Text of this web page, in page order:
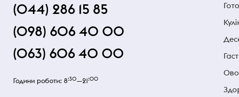
(044) 286 15 85
(098) 606 40 00
(063) 606 40 00
Години роботи: 8:30—21:00